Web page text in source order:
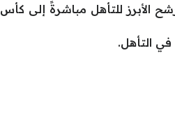
التي جعلتها المرشح الأبرز للتأهل مباشرةً إلى كأس